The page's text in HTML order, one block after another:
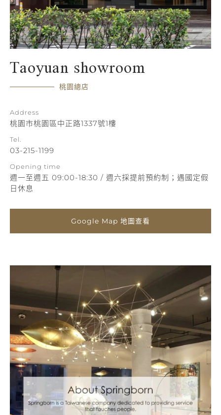
Taoyuan showroom
桃園總店
Address
桃園市桃園區中正路1337號1樓
Tel.
03-215-1199
Opening time
週一至週五 09:00-18:30 / 週六採提前預約制；遇國定假
日休息
Google Map 地圖查看